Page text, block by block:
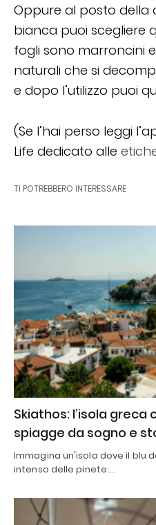
Oppure al posto della
bianca puoi scegliere
fogli sono marroncini
naturali che si
e dopo l’utilizzo puoi
(Se l’hai perso leggi
Life dedicato alle
TI POTREBBERO INTERESSARE
Skiathos: l’isola greca
spiagge da sogno e
Immagina un'isola dove il blu
intenso delle pinete:…